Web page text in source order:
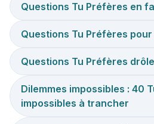
Questions Tu Préfères en
Questions Tu Préfères pour
Questions Tu Préfères
Dilemmes impossibles : 40
impossibles à trancher